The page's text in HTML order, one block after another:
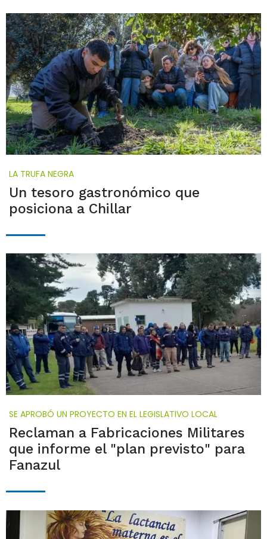
LA TRUFA NEGRA
Un tesoro gastronómico que
posiciona a Chillar
SE APROBÓ UN PROYECTO EN EL LEGISLATIVO LOCAL
Reclaman a Fabricaciones Militares
que informe el "plan previsto" para
Fanazul